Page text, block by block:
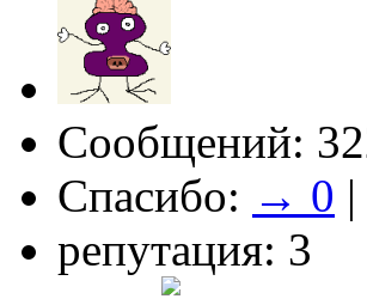
Сообщений:
Спасибо: → 0 |
репутация: 3